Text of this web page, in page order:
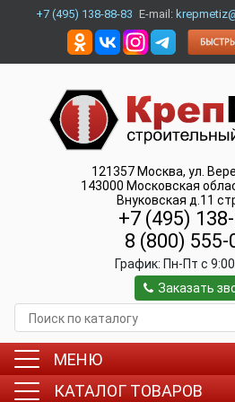
+7 (495) 138-88-83 E-mail:
121357 Москва, ул.
143000 Московская
Внуковская д.11
+7 (495)
8 (800) 555-
График: Пн-Пт c
Заказать
МЕНЮ
КАТАЛОГ ТОВАРОВ